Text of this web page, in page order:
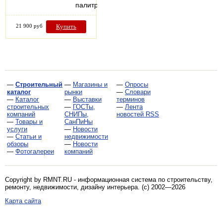
палитра…
21 900 руб Купить
— Строительный
каталог
— Каталог
строительных
компаний
— Товары и
услуги
— Статьи и
обзоры
— Фотогалереи
— Магазины и
рынки
— Выставки
— ГОСТы,
СНИПы,
СанПиНы
— Новости
недвижимости
— Новости
компаний
— Опросы
— Словари
терминов
— Лента
новостей RSS
Copyright by RMNT.RU - информационная система по строительству,
ремонту, недвижимости, дизайну интерьера . (c) 2002—2026
Карта сайта